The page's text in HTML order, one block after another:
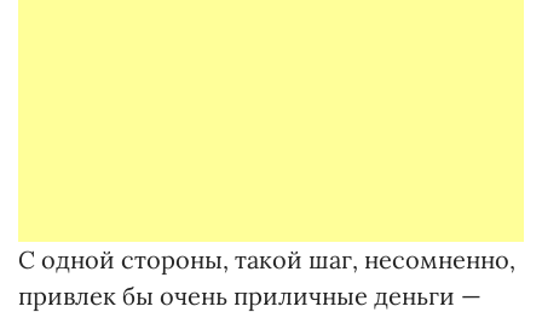
С одной стороны, такой шаг, несомненно,
привлек бы очень приличные деньги —